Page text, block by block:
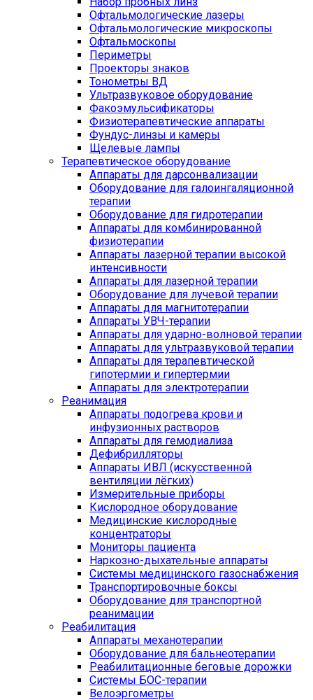
Офтальмологические лазеры
Офтальмологические микроскопы
Офтальмоскопы
Периметры
Проекторы знаков
Тонометры ВД
Ультразвуковое оборудование
Факоэмульсификаторы
Физиотерапевтические аппараты
Фундус-линзы и камеры
Щелевые лампы
Терапевтическое оборудование
Аппараты для дарсонвализации
Оборудование для галоингаляционной
терапии
Оборудование для гидротерапии
Аппараты для комбинированной
физиотерапии
Аппараты лазерной терапии высокой
интенсивности
Аппараты для лазерной терапии
Оборудование для лучевой терапии
Аппараты для магнитотерапии
Аппараты УВЧ-терапии
Аппараты для ударно-волновой терапии
Аппараты для ультразвуковой терапии
Аппараты для терапевтической
гипотермии и гипертермии
Аппараты для электротерапии
Реанимация
Аппараты подогрева крови и
инфузионных растворов
Аппараты для гемодиализа
Дефибрилляторы
Аппараты ИВЛ (искусственной
вентиляции лёгких)
Измерительные приборы
Кислородное оборудование
Медицинские кислородные
концентраторы
Мониторы пациента
Наркозно-дыхательные аппараты
Системы медицинского газоснабжения
Транспортировочные боксы
Оборудование для транспортной
реанимации
Реабилитация
Аппараты механотерапии
Оборудование для бальнеотерапии
Реабилитационные беговые дорожки
Системы БОС-терапии
Велоэргометры